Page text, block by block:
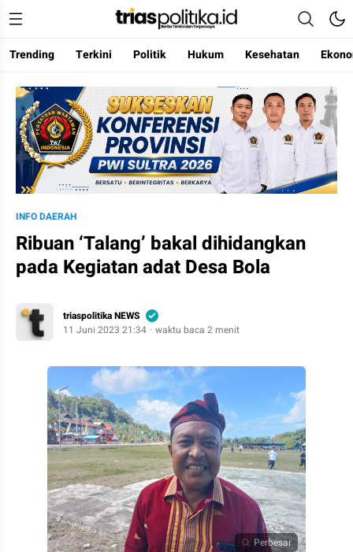
Berita Terkini & Terpercaya
Trending Terkini Politik Hukum Kesehatan
INFO DAERAH
Ribuan ‘Talang’ bakal dihidangkan
pada Kegiatan adat Desa Bola
triaspolitika NEWS
11 Juni 2023 21:34
waktu baca 2 menit
Perbesar